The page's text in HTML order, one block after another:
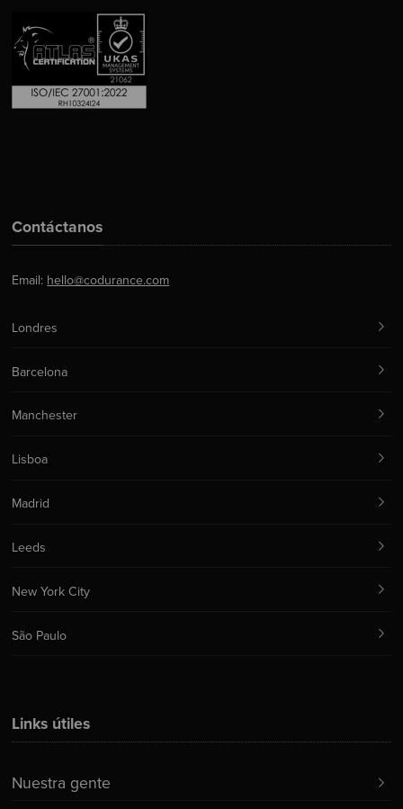
Links útiles
Nuestra gente
Contáctanos
Email: hello@codurance.com
Londres
Barcelona
Manchester
Lisboa
Madrid
Leeds
New York City
São Paulo